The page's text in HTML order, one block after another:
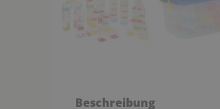
Beschreibung